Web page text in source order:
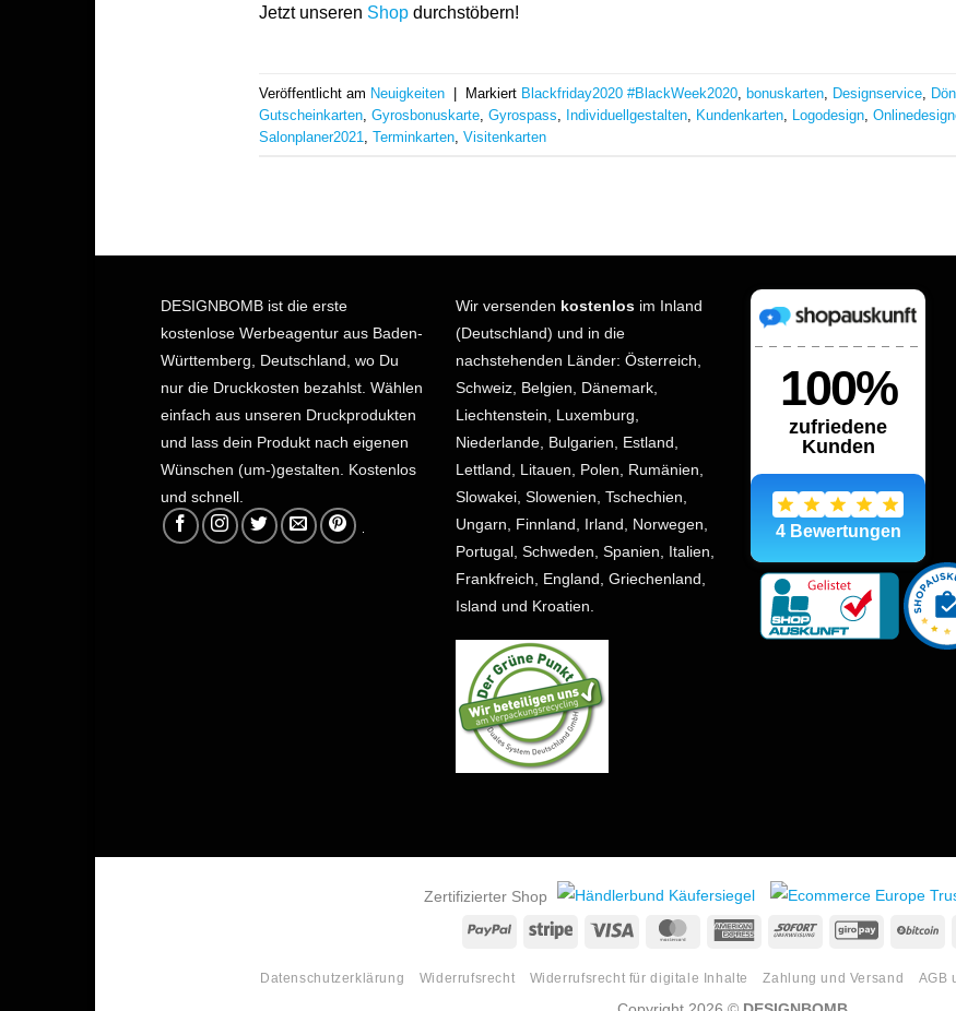
Jetzt unseren Shop durchstöbern!
Veröffentlicht am Neuigkeiten | Markiert Blackfriday2020 #BlackWeek2020 bonuskarten Designservice
Gutscheinkarten
Gyrosbonuskarte Gyrospass Individuellgestalten Kundenkarten Logodesign
Salonplaner2021
Terminkarten Visitenkarten
DESIGNBOMB ist die erste
kostenlose Werbeagentur aus Baden-
Württemberg, Deutschland, wo Du
nur die Druckkosten bezahlst. Wählen
einfach aus unseren Druckprodukten
und lass dein Produkt nach eigenen
Wünschen (um-)gestalten. Kostenlos
und schnell.
Wir versenden kostenlos im Inland
(Deutschland) und in die
nachstehenden Länder: Österreich,
Schweiz, Belgien, Dänemark,
Liechtenstein, Luxemburg,
Niederlande, Bulgarien, Estland,
Lettland, Litauen, Polen, Rumänien,
Slowakei, Slowenien, Tschechien,
Ungarn, Finnland, Irland, Norwegen,
Portugal, Schweden, Spanien, Italien,
Frankfreich, England, Griechenland,
Island und Kroatien.
Zertifizierter Shop
PayPal Stripe Visa MasterCardAmericanSofort GiroPay
Datenschutzerklärung Widerrufsrecht Widerrufsrecht für digitale Inhalte Zahlung und Versand AGB
Copyright 2026 © DESIGNBOMB